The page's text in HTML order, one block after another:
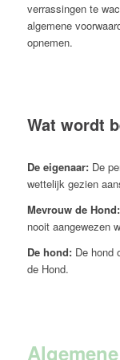
verrassingen te
algemene
opnemen.
Wat wordt
De eigenaar:De
wettelijk gezien
Mevrouw de Hond:
nooit aangewezen
De hond:De hond
de Hond.